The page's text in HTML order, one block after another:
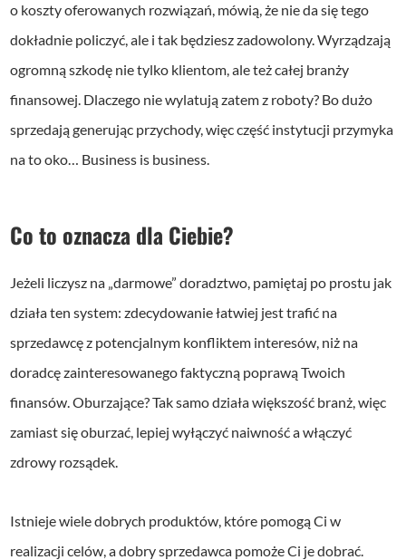
o koszty oferowanych rozwiązań, mówią, że nie da się tego
dokładnie policzyć, ale i tak będziesz zadowolony. Wyrządzają
ogromną szkodę nie tylko klientom, ale też całej branży
finansowej. Dlaczego nie wylatują zatem z roboty? Bo dużo
sprzedają generując przychody, więc część instytucji przymyka
na to oko… Business is business.
Co to oznacza dla Ciebie?
Jeżeli liczysz na „darmowe” doradztwo, pamiętaj po prostu jak
działa ten system: zdecydowanie łatwiej jest trafić na
sprzedawcę z potencjalnym konfliktem interesów, niż na
doradcę zainteresowanego faktyczną poprawą Twoich
finansów. Oburzające? Tak samo działa większość branż, więc
zamiast się oburzać, lepiej wyłączyć naiwność a włączyć
zdrowy rozsądek.
Istnieje wiele dobrych produktów, które pomogą Ci w
realizacji celów, a dobry sprzedawca pomoże Ci je dobrać.